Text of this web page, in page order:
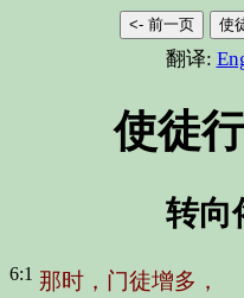
<- 前一页 使
翻译:
使徒
转向
6:1 那时，门徒增多，